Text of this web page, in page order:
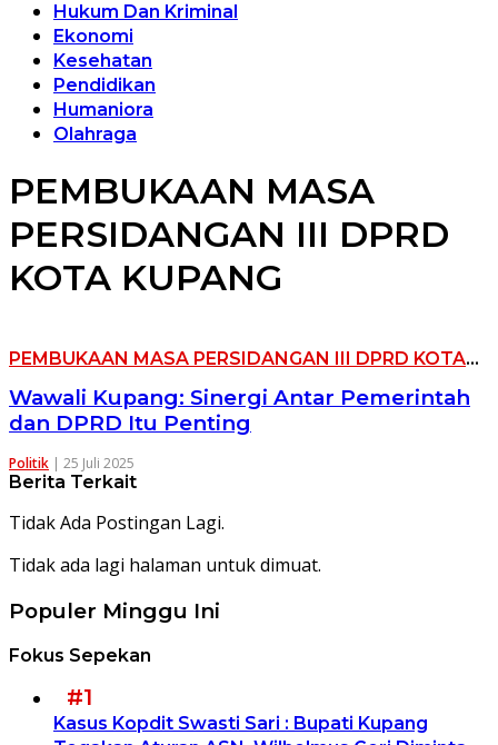
Hukum Dan Kriminal
Ekonomi
Kesehatan
Pendidikan
Humaniora
Olahraga
PEMBUKAAN MASA
PERSIDANGAN III DPRD
KOTA KUPANG
PEMBUKAAN MASA PERSIDANGAN III DPRD KOTA
Wawali Kupang: Sinergi Antar Pemerintah
dan DPRD Itu Penting
Politik | 25 Juli 2025
Berita Terkait
Tidak Ada Postingan Lagi.
Tidak ada lagi halaman untuk dimuat.
Populer Minggu Ini
Fokus Sepekan
#1
Kasus Kopdit Swasti Sari : Bupati Kupang